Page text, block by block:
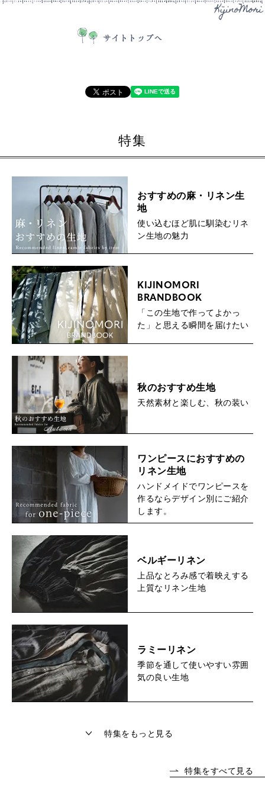
特集
おすすめの麻・リネン生
地
使い込むほど肌に馴染むリネ
ン生地の魅力
KIJINOMORI
BRANDBOOK
「この生地で作ってよかっ
た」と思える瞬間を届けたい
秋のおすすめ生地
天然素材と楽しむ、秋の装い
ワンピースにおすすめの
リネン生地
ハンドメイドでワンピースを
作るならデザイン別にご紹介
します。
ベルギーリネン
上品なとろみ感で着映えする
上質なリネン生地
ラミーリネン
季節を通して使いやすい雰囲
気の良い生地
特集をもっと見る
特集をすべて見る